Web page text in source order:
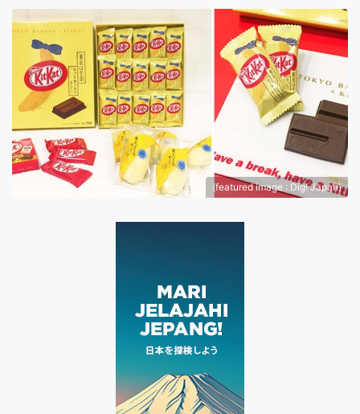
(featured image : Dig! Japan)